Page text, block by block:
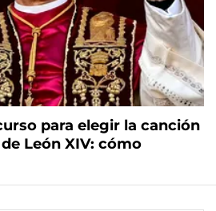
para elegir la canción
León XIV: cómo